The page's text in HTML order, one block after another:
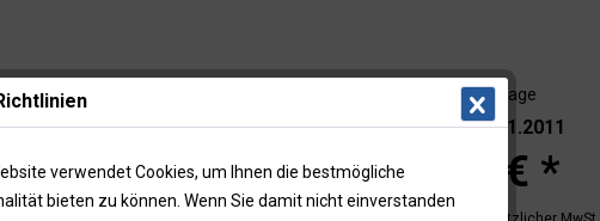
Lieferzeit: 2 - 3 Tage
Artikel-Nr.: 101.2011
27,00 € *
verwendet Cookies, um Ihnen die bestmögliche
bieten zu können. Wenn Sie damit nicht einverstanden